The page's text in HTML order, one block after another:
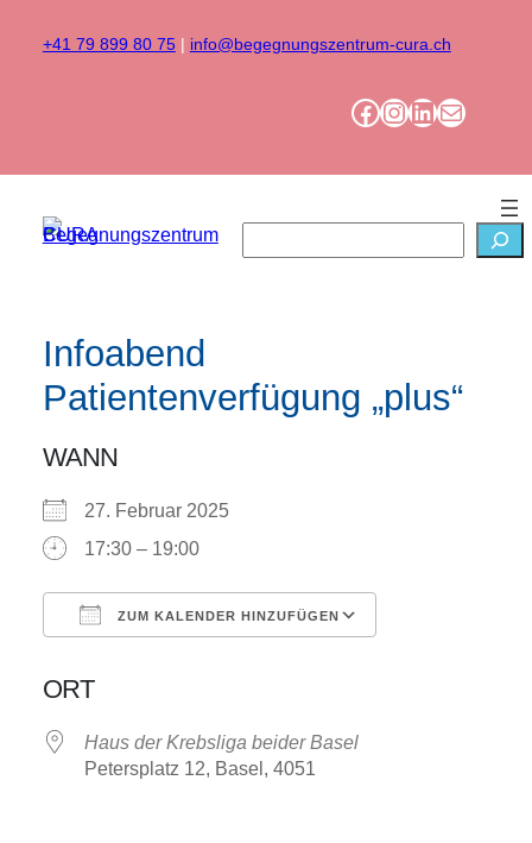
Inhalt+41 79 899 80 75| info@begegnungszentrum-cura.ch
Facebook InstagramLinkedIn Mail
Infoabend
Patientenverfügung „plus“
WANN
27. Februar 2025
17:30 – 19:00
ZUM KALENDER HINZUFÜGEN
ORT
Haus der Krebsliga beider Basel
Petersplatz 12, Basel, 4051